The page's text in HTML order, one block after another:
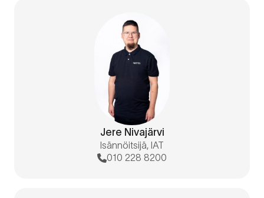
Jere Nivajärvi
Isännöitsijä, IAT
010 228 8200